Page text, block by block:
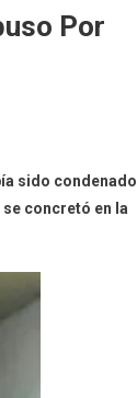
Por
sido condenado
concretó en la